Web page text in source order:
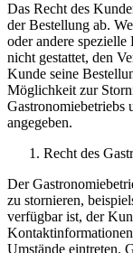
Das Recht des
der Bestellung ab.
oder andere
nicht gestattet, den
Kunde seine
Möglichkeit zur
Gastronomiebetriebs
angegeben.
Recht des
Der
zu stornieren,
verfügbar ist, der
Umstände eintreten.